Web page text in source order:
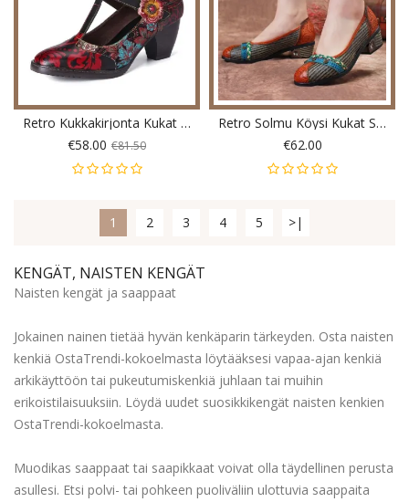
Retro Kukkakirjonta Kukat Nahka Matalakorkoinen T-Hihna Koukkusilmukkapumput
€58.00 €81.50
Retro Solmu Köysi Kukat Solki Värillinen Nauha Liitos Mustat Raidat Mukavat Liukupumput
€62.00
1 2 3 4 5 >|
KENGÄT, NAISTEN KENGÄT
Naisten kengät ja saappaat
Jokainen nainen tietää hyvän kenkäparin tärkeyden. Osta naisten
kenkiä OstaTrendi-kokoelmasta löytääksesi vapaa-ajan kenkiä
arkikäyttöön tai pukeutumiskenkiä juhlaan tai muihin
erikoistilaisuuksiin. Löydä uudet suosikkikengät naisten kenkien
OstaTrendi-kokoelmasta.
Muodikas saappaat tai saapikkaat voivat olla täydellinen perusta
asullesi. Etsi polvi- tai pohkeen puoliväliin ulottuvia saappaita